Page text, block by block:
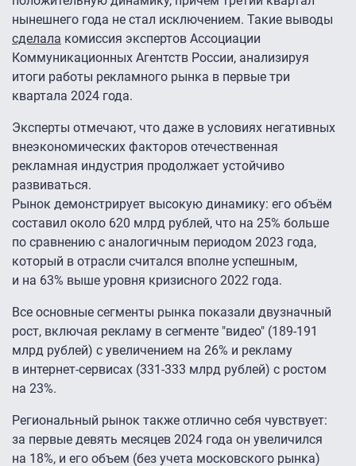
нынешнего года не стал исключением. Такие выводы
сделала комиссия экспертов Ассоциации
Коммуникационных Агентств России, анализируя
итоги работы рекламного рынка в первые три
квартала 2024 года.
Эксперты отмечают, что даже в условиях негативных
внеэкономических факторов отечественная
рекламная индустрия продолжает устойчиво
развиваться.
Рынок демонстрирует высокую динамику: его объём
составил около 620 млрд рублей, что на 25% больше
по сравнению с аналогичным периодом 2023 года,
который в отрасли считался вполне успешным,
и на 63% выше уровня кризисного 2022 года.
Все основные сегменты рынка показали двузначный
рост, включая рекламу в сегменте "видео" (189-191
млрд рублей) с увеличением на 26% и рекламу
в интернет-сервисах (331-333 млрд рублей) с ростом
на 23%.
Региональный рынок также отлично себя чувствует:
за первые девять месяцев 2024 года он увеличился
на 18%, и его объем (без учета московского рынка)